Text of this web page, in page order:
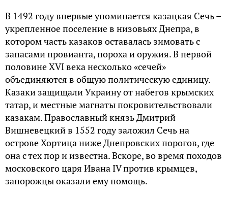
В 1492 году впервые упоминается казацкая Сечь –
укрепленное поселение в низовьях Днепра, в
котором часть казаков оставалась зимовать с
запасами провианта, пороха и оружия. В первой
половине XVI века несколько «сечей»
объединяются в общую политическую единицу.
Казаки защищали Украину от набегов крымских
татар, и местные магнаты покровительствовали
казакам. Православный князь Дмитрий
Вишневецкий в 1552 году заложил Сечь на
острове Хортица ниже Днепровских порогов, где
она с тех пор и известна. Вскоре, во время походов
московского царя Ивана IV против крымцев,
запорожцы оказали ему помощь.